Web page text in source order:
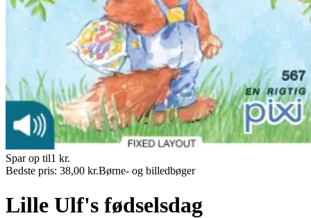
Spar op til1 kr.
Bedste pris: 38,00 kr.Børne- og billedbøger
Lille Ulf's fødselsdag